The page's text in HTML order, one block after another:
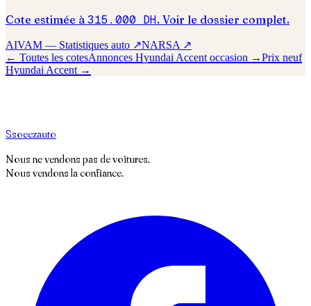
Cote estimée à 315.000 DH. Voir le dossier complet.
AIVAM — Statistiques auto ↗NARSA ↗
← Toutes les cotesAnnonces Hyundai Accent occasion →Prix neuf
Hyundai Accent →
Ssoeezauto
Nous ne vendons pas de voitures.
Nous vendons la confiance.